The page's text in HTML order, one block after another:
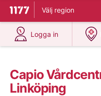
Till startsidan för 1177
Välj region
Logga in
på 1177.se
Capio
Linköping